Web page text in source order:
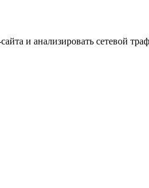
и анализировать сетевой